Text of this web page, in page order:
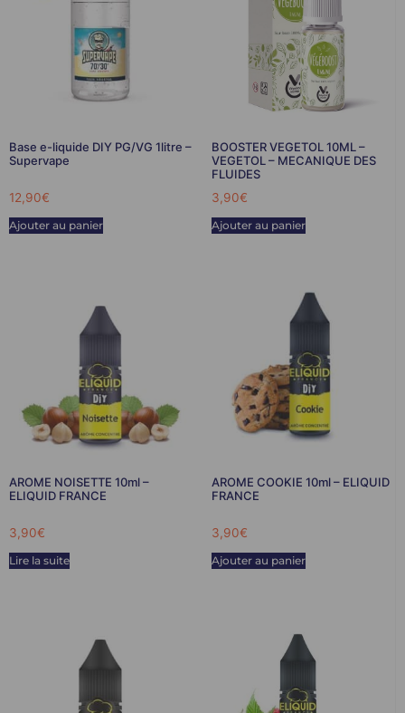
Base e-liquide DIY PG/VG 1litre –
Supervape
12,90€
Ajouter au panier
BOOSTER VEGETOL 10ML –
VEGETOL – MECANIQUE DES
FLUIDES
3,90€
Ajouter au panier
AROME NOISETTE 10ml –
ELIQUID FRANCE
3,90€
Lire la suite
AROME COOKIE 10ml – ELIQUID
FRANCE
3,90€
Ajouter au panier